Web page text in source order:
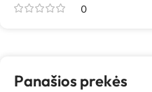
0
Panašios prekės